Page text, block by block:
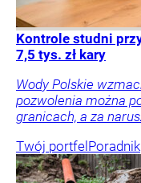
Kontrole studni
7,5 tys. zł kary
Wody Polskie
pozwolenia można
granicach, a za
Twój portfelPoradnik